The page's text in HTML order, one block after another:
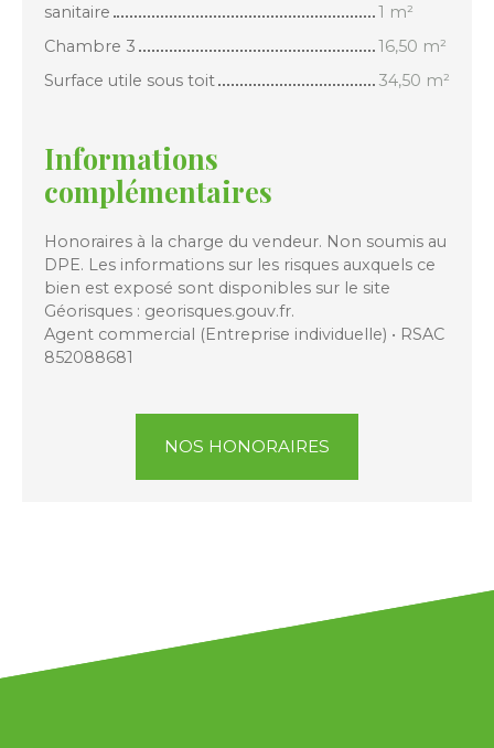
sanitaire
1 m²
Chambre 3
16,50 m²
Surface utile sous toit
34,50 m²
Informations
complémentaires
Honoraires à la charge du vendeur. Non soumis au
DPE. Les informations sur les risques auxquels ce
bien est exposé sont disponibles sur le site
Géorisques : georisques.gouv.fr.
Agent commercial (Entreprise individuelle) • RSAC
852088681
NOS HONORAIRES